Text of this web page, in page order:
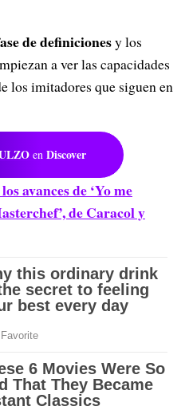
de definicionesy los
a ver las capacidades
los imitadores que siguen en
en Discover
avances de ‘Yo me
de Caracol y